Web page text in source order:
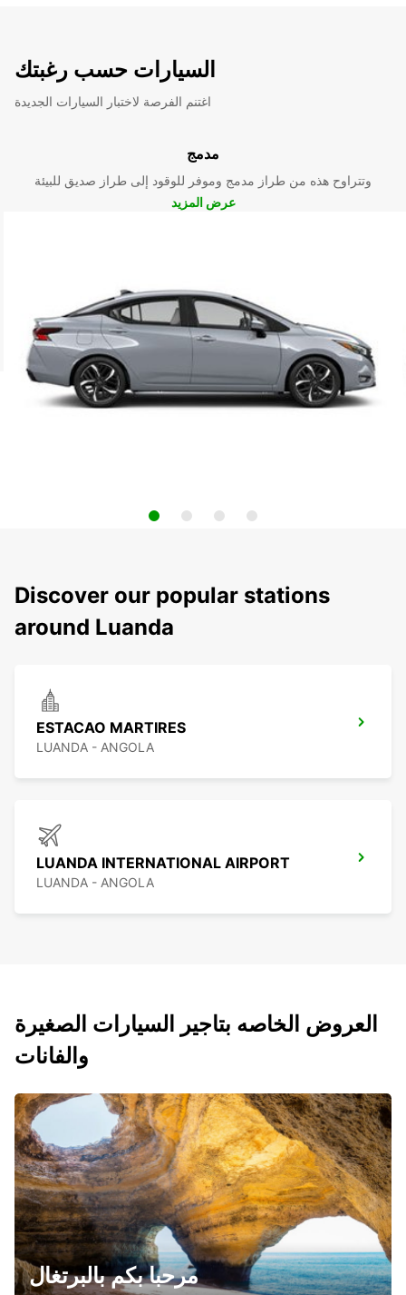
السيارات حسب رغبتك
اغتنم الفرصة لاختبار السيارات الجديدة
مدمج
وتتراوح هذه من طراز مدمج وموفر للوقود إلى طراز صديق للبيئة
عرض المزيد
Discover our popular stations
around Luanda
ESTACAO MARTIRES
LUANDA - ANGOLA
LUANDA INTERNATIONAL AIRPORT
LUANDA - ANGOLA
العروض الخاصه بتاجير السيارات الصغيرة
والفانات
مرحبا بكم بالبرتغال